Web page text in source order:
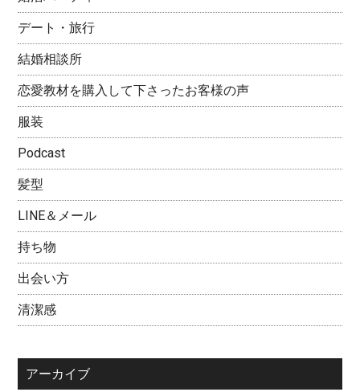
デート・旅行
結婚相談所
恋愛教材を購入して下さったお客様の声
服装
Podcast
髪型
LINE＆メール
持ち物
出会い方
清潔感
アーカイブ